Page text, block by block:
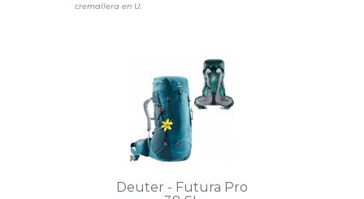
cremallera en U.
Deuter - Futura Pro